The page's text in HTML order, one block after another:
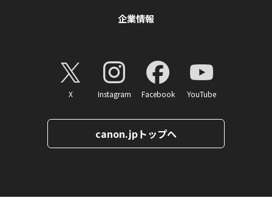
企業情報
X Instagram Facebook YouTube
canon.jpトップへ